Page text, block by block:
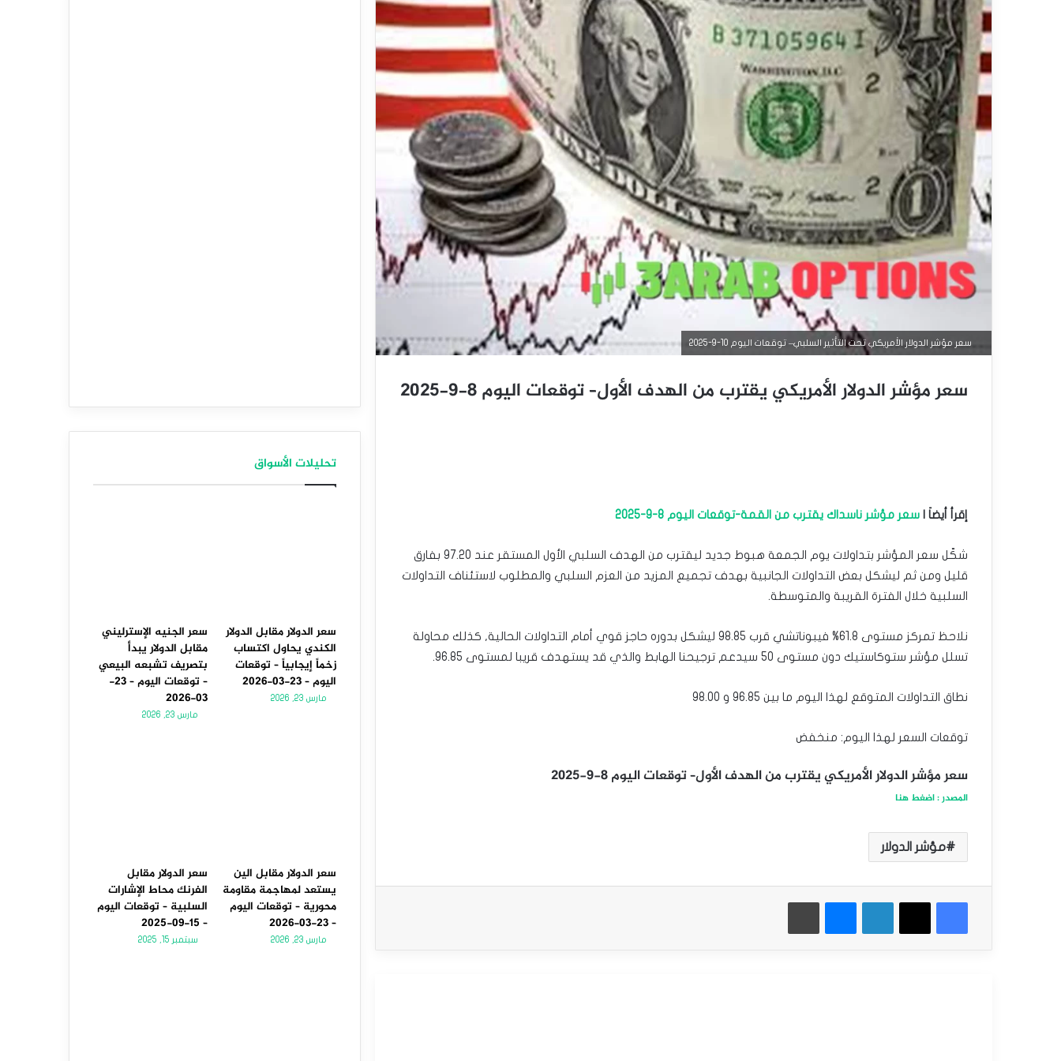
سعر مؤشر الدولار الأمريكي تحت التأثير السلبي– توقعات اليوم 10-9-2025
سعر مؤشر الدولار الأمريكي يقترب من الهدف الأول– توقعات اليوم 8-9-2025
إقرأ أيضاَ | سعر مؤشر ناسداك يقترب من القمة-توقعات اليوم 8-9-2025
شكّل سعر المؤشر بتداولات يوم الجمعة هبوط جديد ليقترب من الهدف السلبي الأول المستقر عند 97.20 بفارق
قليل ومن ثم ليشكل بعض التداولات الجانبية بهدف تجميع المزيد من العزم السلبي والمطلوب لاستئناف التداولات
السلبية خلال الفترة القريبة والمتوسطة.
نلاحظ تمركز مستوى 61.8% فيبوناتشي قرب 98.85 ليشكل بدوره حاجز قوي أمام التداولات الحالية, كذلك محاولة
تسلل مؤشر ستوكاستيك دون مستوى 50 سيدعم ترجيحنا الهابط والذي قد يستهدف قريبا لمستوى 96.85.
نطاق التداولات المتوقع لهذا اليوم ما بين 96.85 و 98.00
توقعات السعر لهذا اليوم: منخفض
سعر مؤشر الدولار الأمريكي يقترب من الهدف الأول– توقعات اليوم 8-9-2025
المصدر : اضغط هنا
مؤشر الدولار
فيسبوك
‫X لينكدإن ماسنجر طباعة
تحليلات الأسواق
سعر الدولار مقابل الدولار
الكندي يحاول اكتساب
زخماً إيجابياً – توقعات
اليوم – 23-03-2026
مارس 23, 2026
سعر الجنيه الإسترليني
مقابل الدولار يبدأ
بتصريف تشبعه البيعي
– توقعات اليوم – 23-
03-2026
مارس 23, 2026
سعر الدولار مقابل الين
يستعد لمهاجمة مقاومة
محورية – توقعات اليوم
– 23-03-2026
مارس 23, 2026
سعر الدولار مقابل
الفرنك محاط الإشارات
السلبية – توقعات اليوم
– 15-09-2025
سبتمبر 15, 2025